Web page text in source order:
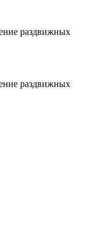
раздвижных
раздвижных